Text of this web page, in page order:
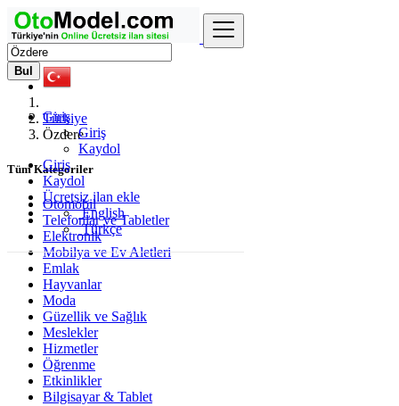
Giriş
Giriş
Kaydol
Giriş
Kaydol
Ücretsiz ilan ekle
English
Türkçe
Bul
Türkiye
Özdere
Tüm Kategoriler
Otomobil
Telefonlar ve Tabletler
Elektronik
Mobilya ve Ev Aletleri
Emlak
Hayvanlar
Moda
Güzellik ve Sağlık
Meslekler
Hizmetler
Öğrenme
Etkinlikler
Bilgisayar & Tablet